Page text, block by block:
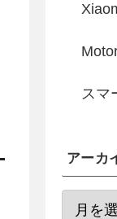
スマ
アーカ